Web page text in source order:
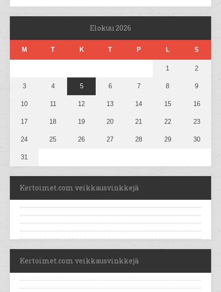
Elokuu 2026
M T K T P L S
1 2
3 4 5 6 7 8 9
10 11 12 13 14 15 16
17 18 19 20 21 22 23
24 25 26 27 28 29 30
31
Kertoimet.com veikkausvinkkejä
Kertoimet.com veikkausvinkkejä